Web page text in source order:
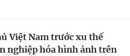
Việt Nam trước xu thế
nghiệp hóa hình ảnh trên